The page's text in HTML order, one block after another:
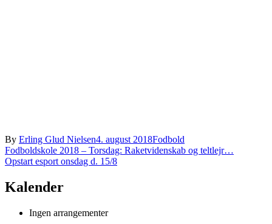
By Erling Glud Nielsen4. august 2018Fodbold
Indlægsnavigation
Fodboldskole 2018 – Torsdag: Raketvidenskab og teltlejr…
Opstart esport onsdag d. 15/8
Kalender
Ingen arrangementer